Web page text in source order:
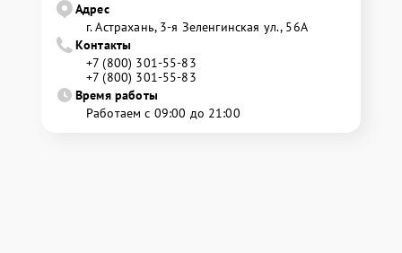
Адрес
г. Астрахань, 3-я Зеленгинская ул., 56А
Контакты
+7 (800) 301-55-83
+7 (800) 301-55-83
Время работы
Работаем с 09:00 до 21:00